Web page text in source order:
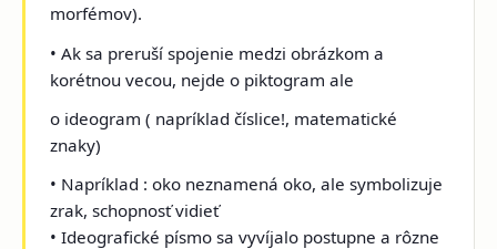
morfémov).
• Ak sa preruší spojenie medzi obrázkom a
korétnou vecou, nejde o piktogram ale
o ideogram ( napríklad číslice!, matematické
znaky)
• Napríklad : oko neznamená oko, ale symbolizuje
zrak, schopnosť vidieť
• Ideografické písmo sa vyvíjalo postupne a rôzne